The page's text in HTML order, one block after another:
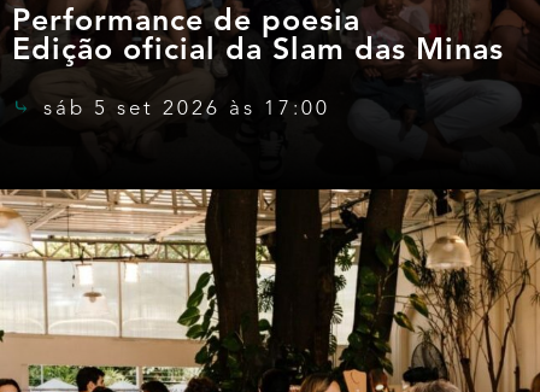
Performance de poesia
Edição oficial da Slam das Minas
sáb 5 set 2026 às 17:00